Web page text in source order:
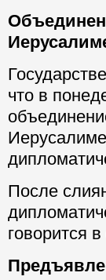
что в
После
говорится